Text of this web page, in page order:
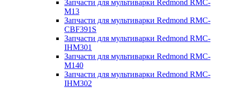
Запчасти для мультиварки Redmond RMC-
M13
Запчасти для мультиварки Redmond RMC-
CBF391S
Запчасти для мультиварки Redmond RMC-
IHM301
Запчасти для мультиварки Redmond RMC-
M140
Запчасти для мультиварки Redmond RMC-
IHM302